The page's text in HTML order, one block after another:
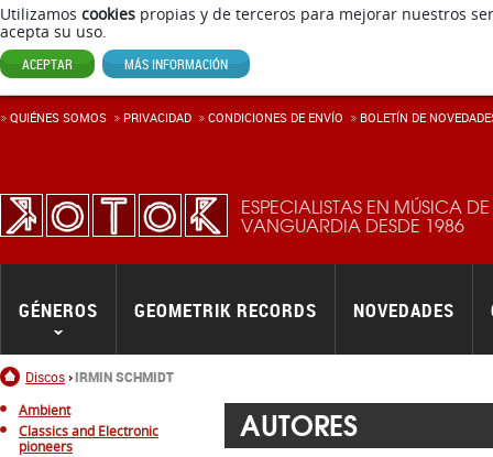
Utilizamos cookies propias y de terceros para mejorar nuestros
acepta su uso.
ACEPTAR MÁS INFORMACIÓN
ESPECIALISTAS EN MÚSICA DE
VANGUARDIA DESDE 1986
Inicio
Discos IRMIN SCHMIDT
GÉNEROS GEOMETRIK RECORDS NOVEDADES
QUIÉNES SOMOS PRIVACIDAD CONDICIONES DE ENVÍ­O BOLETÍN DE
Ambient
Classics and Electronic
pioneers
AUTORES